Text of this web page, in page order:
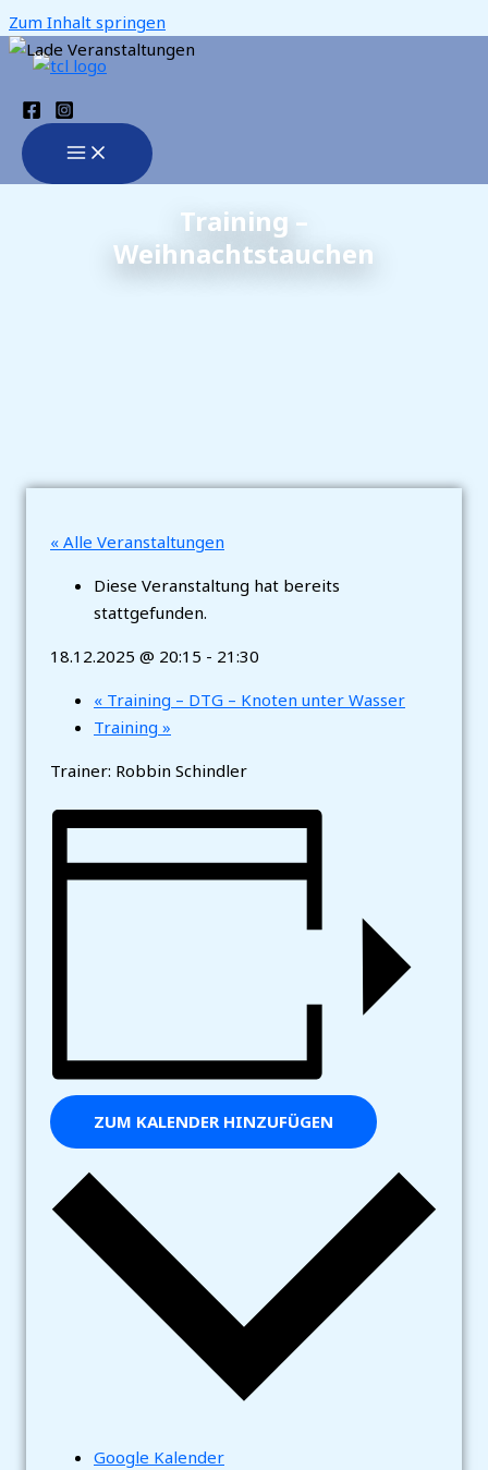
Zum Inhalt springen
Training –
Weihnachtstauchen
« Alle Veranstaltungen
Diese Veranstaltung hat bereits
stattgefunden.
18.12.2025 @ 20:15 - 21:30
« Training – DTG – Knoten unter Wasser
Training »
Trainer: Robbin Schindler
ZUM KALENDER HINZUFÜGEN
Google Kalender